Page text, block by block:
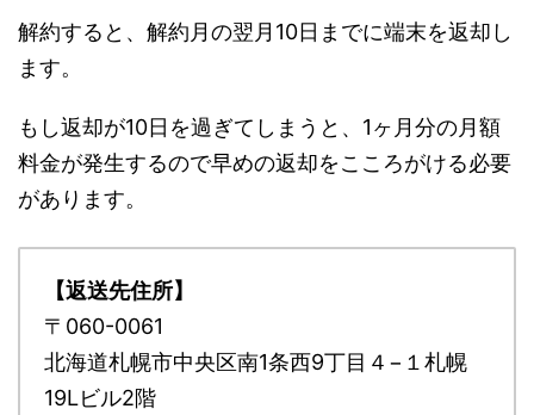
解約すると、解約月の翌月10日までに端末を返却し
ます。
もし返却が10日を過ぎてしまうと、1ヶ月分の月額
料金が発生するので早めの返却をこころがける必要
があります。
【返送先住所】
〒060-0061
北海道札幌市中央区南1条西9丁目４−１札幌
19Lビル2階